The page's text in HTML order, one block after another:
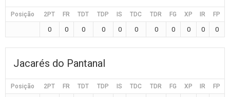
Posição 2PT FR TDT TDP IS TDC TDR FG XP IR FP
0 0 0 0 0 0 0 0 0 0 0
Jacarés do Pantanal
Posição 2PT FR TDT TDP IS TDC TDR FG XP IR FP